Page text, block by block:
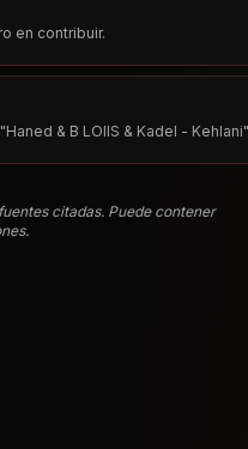
en contribuir.
Haned & B LOIIS & Kadel - Kehlani"
citadas. Puede contener